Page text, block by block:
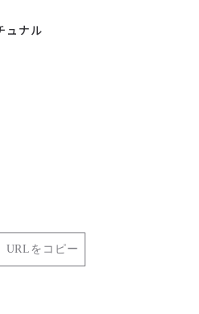
ュナル
URLをコピー